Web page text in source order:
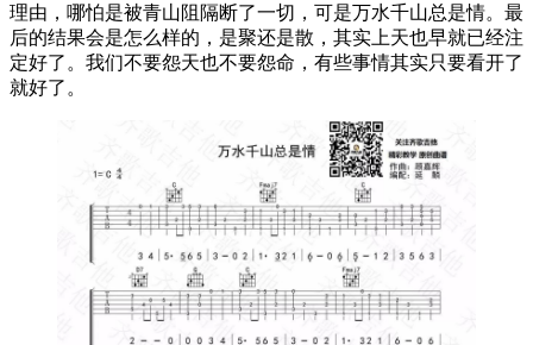
理由，哪怕是被青山阻隔断了一切，可是万水千山总是情。最
后的结果会是怎么样的，是聚还是散，其实上天也早就已经注
定好了。我们不要怨天也不要怨命，有些事情其实只要看开了
就好了。